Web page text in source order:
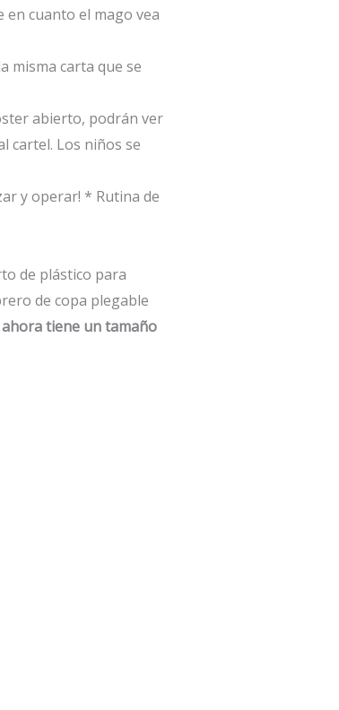
cuanto el mago vea
misma carta que se
abierto, podrán ver
cartel. Los niños se
y operar! * Rutina de
de plástico para
de copa plegable
tiene un tamaño